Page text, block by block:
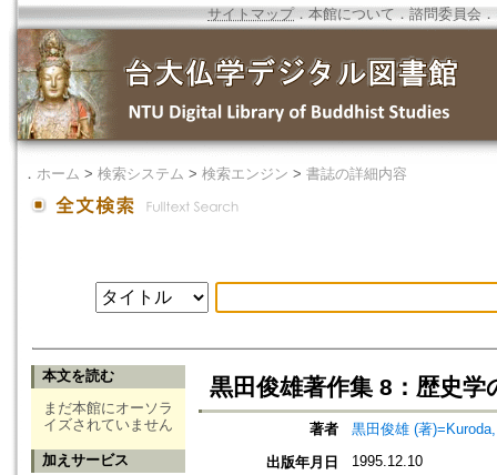
サイトマップ．本館について ． 諮問委員会 ．
． ホーム > 検索システム > 検索エンジン > 書誌の詳細内容
本文を読む
まだ本館にオーソラ
イズされていません
加えサービス
黒田俊雄著作集 8：歴史学
著者
黒田俊雄 (著
出版年月日
1995.12.10